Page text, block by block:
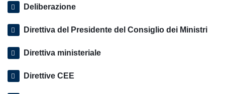
Deliberazione
Direttiva del Presidente del Consiglio dei Ministri
Direttiva ministeriale
Direttive CEE